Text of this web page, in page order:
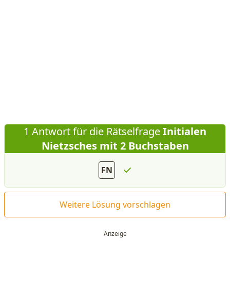
1 Antwort für die RätselfrageInitialen
Nietzsches mit 2 Buchstaben
FN
Weitere Lösung vorschlagen